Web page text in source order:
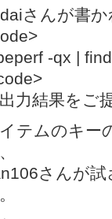
さんが書
-qx |
力結果をご
テムのキー
さんが